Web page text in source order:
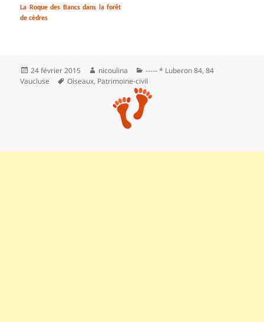
La Roque des Bancs dans la forêt
de cèdres
Publié
le
24 février 2015 Auteur
nicoulina Catégories
----- * Luberon 84,84
Vaucluse
Mots-
clés
Oiseaux, Patrimoine‑civil